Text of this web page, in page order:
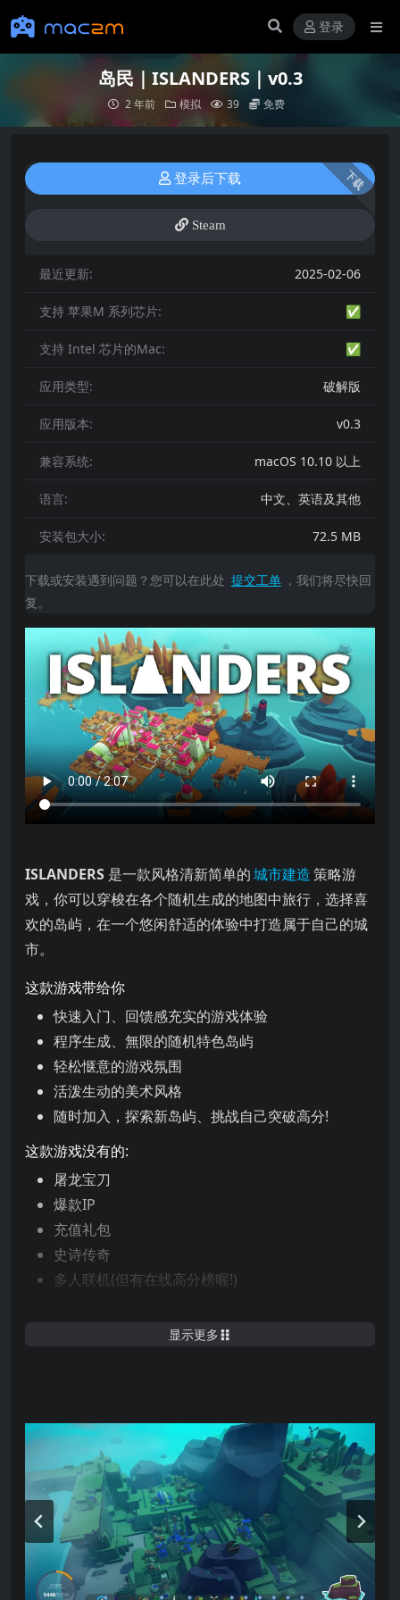
登录
岛民｜ISLANDERS｜v0.3
2 年前 模拟 39 免费
下载
登录后下载
Steam
最近更新: 2025-02-06
支持 苹果M 系列芯片: ✅
支持 Intel 芯片的Mac: ✅
应用类型: 破解版
应用版本: v0.3
兼容系统: macOS 10.10 以上
语言: 中文、英语及其他
安装包大小: 72.5 MB
下载或安装遇到问题？您可以在此处 提交工单 ，我们将尽快回
复。
是一款风格清新简单的 策略游戏，你可以穿梭在各个随机
ISLANDERS 是一款风格清新简单的城市建造策略游
戏，你可以穿梭在各个随机生成的地图中旅行，选择喜
欢的岛屿，在一个悠闲舒适的体验中打造属于自己的城
市。
这款游戏带给你
快速入门、回馈感充实的游戏体验
程序生成、無限的随机特色岛屿
轻松惬意的游戏氛围
活泼生动的美术风格
随时加入，探索新岛屿、挑战自己突破高分!
这款游戏没有的:
屠龙宝刀
爆款IP
充值礼包
史诗传奇
多人联机(但有在线高分榜喔!)
ISLANDERS 的游戏玩法非常好上手，你将在初始游戏得
当你的岛屿城市已经开发差不多了，就可以旅行至下一
个岛屿(由游戏程序随机生成，其实可以无限探索下去
呢….) 如果耗尽了拥有建筑物，积分也无法达标，那游
戏就结束了。
好好规划属于自己的岛屿，在踏上下个旅程前再回头看
显示更多